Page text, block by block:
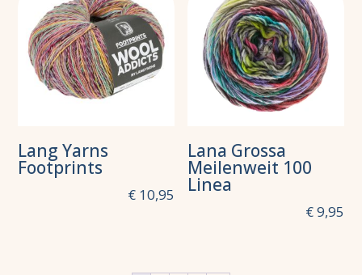
Lang Yarns
Footprints
€10,95
Lana Grossa
Meilenweit 100
Linea
€9,95